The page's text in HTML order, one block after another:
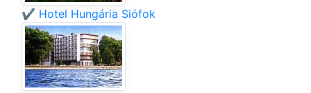
✔️ Hotel Hungária Siófok